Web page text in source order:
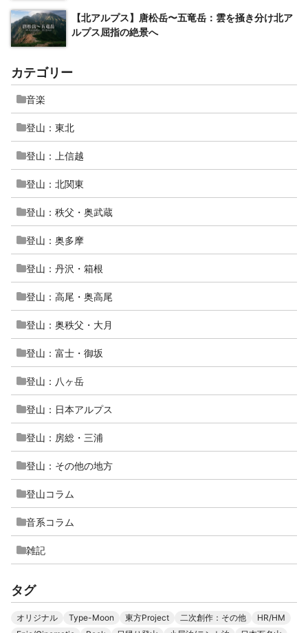
【北アルプス】唐松岳〜五竜岳：雲を掻き分け北ア
ルプス屈指の絶景へ
カテゴリー
音楽
登山：東北
登山：上信越
登山：北関東
登山：秩父・奥武蔵
登山：奥多摩
登山：丹沢・箱根
登山：高尾・奥高尾
登山：奥秩父・大月
登山：富士・御坂
登山：八ヶ岳
登山：日本アルプス
登山：房総・三浦
登山：その他の地方
登山コラム
音系コラム
雑記
タグ
オリジナル Type-Moon 東方Project 二次創作：その他
HR/HM